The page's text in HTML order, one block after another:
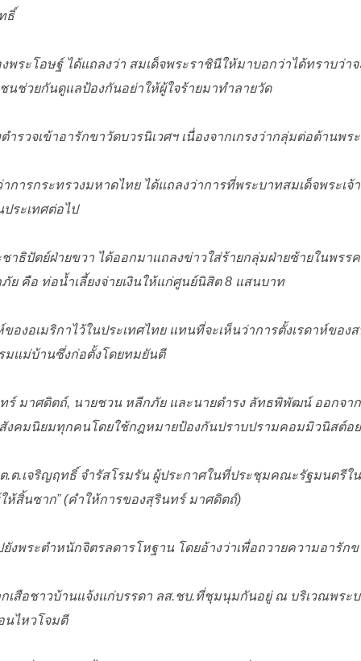
ธิ์
ระโอษฐ์ ได้แถลงว่า สมเด็จพระราชินีให้มาบอกว่าได้ทราบว่าจ
นช่วยกันดูแลป้องกันอย่าให้ผู้ใจร้ายมาทำลายวัด
รวจเข้าอารักขาวัดบวรนิเวศฯ เนื่องจากเกรงว่ากลุ่มต่อต้านพร
ารกระทรวงมหาดไทย ได้แถลงว่าการที่พระบาทสมเด็จพระเจ้
ระเทศต่อไป
าธิปัตย์ฝ่ายขวา ได้ออกมาแถลงข่าวใส่ร้ายกลุ่มฝ่ายซ้ายในพร
คือ ท่อน้ำเลี้ยงจ่ายเงินให้แก่ศูนย์นิสิต 8 แสนบาท
องอเมริกาไว้ในประเทศไทย แทนที่จะเห็นว่าการตั้งเรดาห์ของ
มแม่บ้านซึ่งก่อตั้งโดยทมยันตี
ร์ มาศดิตถ์, นายชวน หลีกภัย และนายดำรง ลัทธพิพัฒน์ ออกจา
งคมนิยมทุกคนโดยใช้กฎหมายป้องกันปราบปรามคอมมิวนิสต์อย่
.ต.เจริญฤทธิ์ จำรัสโรมรัน ผู้ประกาศในที่ประชุมคณะรัฐมนตรีใน
ห้สิ้นซาก” (คำให้การของสุรินทร์ มาศดิตถ์)
งพระตำหนักจิตรลดารโหฐาน โดยอ้างว่าเพื่อถวายความอารัก
เสือชาวบ้านแจ้งแก่บรรดา ลส.ชบ.ที่ชุมนุมกันอยู่ ณ บริเวณพระ
นไหวโจมตี